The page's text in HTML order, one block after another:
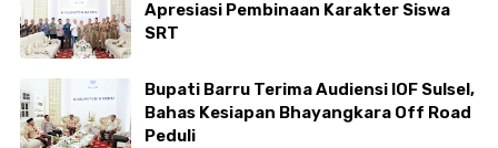
Apresiasi Pembinaan Karakter Siswa
SRT
Bupati Barru Terima Audiensi IOF Sulsel,
Bahas Kesiapan Bhayangkara Off Road
Peduli